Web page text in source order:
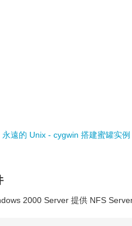
永遠的 Unix - cygwin 搭建蜜罐实例
2000 Server 提供 NFS Server